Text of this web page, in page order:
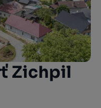
Zichpil